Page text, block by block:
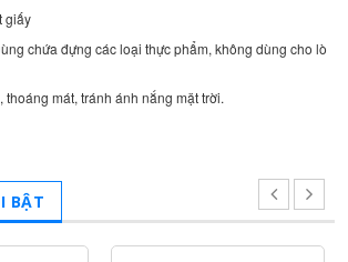
giấy
chứa đựng các loại thực phẩm, không dùng cho lò
thoáng mát, tránh ánh nắng mặt trời.
BẬT